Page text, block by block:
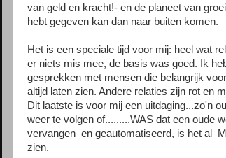
van geld en kracht!- en de planeet van
hebt gegeven kan dan naar buiten komen.
Het is een speciale tijd voor mij: heel wat
er niets mis mee, de basis was goed. Ik
gesprekken met mensen die belangrijk
altijd laten zien. Andere relaties zijn rot en
Dit laatste is voor mij een uitdaging...zo'n
weer te volgen of.........WAS dat een oude
vervangen en geautomatiseerd, is het al
zien.